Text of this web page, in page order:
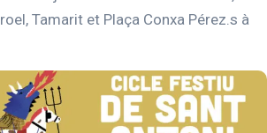
Tamarit et Plaça Conxa Pérez.s à